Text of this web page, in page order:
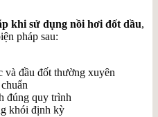
khi sử dụng nồi hơi đốt dầu,
pháp sau:
và đầu đốt thường xuyên
đúng quy trình
khói định kỳ